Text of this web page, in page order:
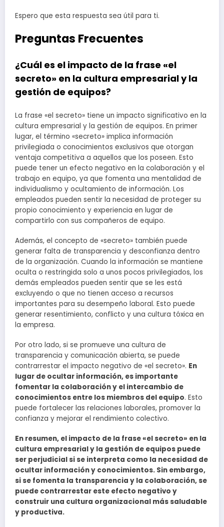
Espero que esta respuesta sea útil para ti.
Preguntas Frecuentes
¿Cuál es el impacto de la frase «el
secreto» en la cultura empresarial y la
gestión de equipos?
La frase «el secreto» tiene un impacto significativo en la
cultura empresarial y la gestión de equipos. En primer
lugar, el término «secreto» implica información
privilegiada o conocimientos exclusivos que otorgan
ventaja competitiva a aquellos que los poseen. Esto
puede tener un efecto negativo en la colaboración y el
trabajo en equipo, ya que fomenta una mentalidad de
individualismo y ocultamiento de información. Los
empleados pueden sentir la necesidad de proteger su
propio conocimiento y experiencia en lugar de
compartirlo con sus compañeros de equipo.
Además, el concepto de «secreto» también puede
generar falta de transparencia y desconfianza dentro
de la organización. Cuando la información se mantiene
oculta o restringida solo a unos pocos privilegiados, los
demás empleados pueden sentir que se les está
excluyendo o que no tienen acceso a recursos
importantes para su desempeño laboral. Esto puede
generar resentimiento, conflicto y una cultura tóxica en
la empresa.
Por otro lado, si se promueve una cultura de
transparencia y comunicación abierta, se puede
contrarrestar el impacto negativo de «el secreto». En
lugar de ocultar información, es importante
fomentar la colaboración y el intercambio de
conocimientos entre los miembros del equipo. Esto
puede fortalecer las relaciones laborales, promover la
confianza y mejorar el rendimiento colectivo.
En resumen, el impacto de la frase «el secreto» en la
cultura empresarial y la gestión de equipos puede
ser perjudicial si se interpreta como la necesidad de
ocultar información y conocimientos. Sin embargo,
si se fomenta la transparencia y la colaboración, se
puede contrarrestar este efecto negativo y
construir una cultura organizacional más saludable
y productiva.